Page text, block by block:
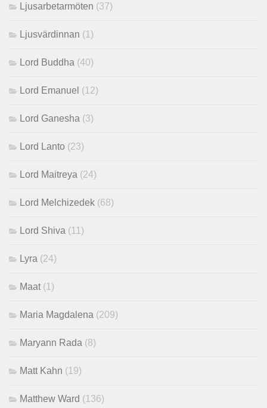
Ljusarbetarmöten (37)
Ljusvärdinnan (1)
Lord Buddha (40)
Lord Emanuel (12)
Lord Ganesha (3)
Lord Lanto (23)
Lord Maitreya (24)
Lord Melchizedek (68)
Lord Shiva (11)
Lyra (24)
Maat (1)
Maria Magdalena (209)
Maryann Rada (8)
Matt Kahn (19)
Matthew Ward (136)